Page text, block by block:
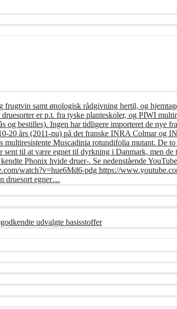
samt ønologisk rådgivning hertil, og
er p.t. fra tyske planteskoler, og PIWI
og bestilles). Ingen har tidligere importeret de nye
20 års (2011-nu) på det franske INRA Colmar og
Muscadinia rotundifolia mutant. De
til at være egnet til dyrkning i Danmark, men
Phonix hvide druer-. Se nedenstående
watch?v=hue6Md6-pdg https://
druesort egner…
udvalgte basisstoffer